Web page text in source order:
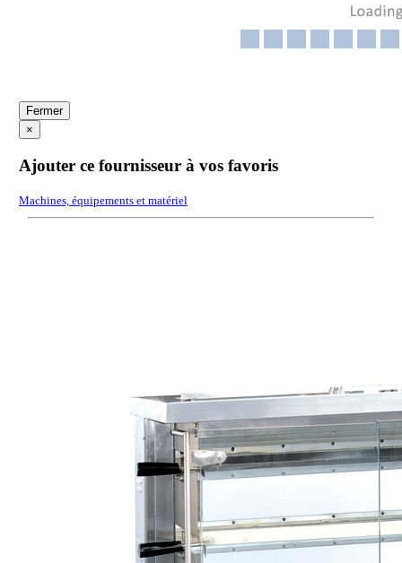
Fermer
×
Ajouter ce fournisseur à vos favoris
Machines, équipements et matériel